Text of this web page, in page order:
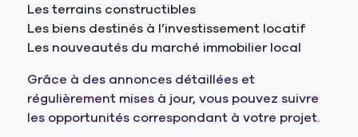
Les terrains constructibles
Les biens destinés à l’investissement locatif
Les nouveautés du marché immobilier local
Grâce à des annonces détaillées et
régulièrement mises à jour, vous pouvez suivre
les opportunités correspondant à votre projet.